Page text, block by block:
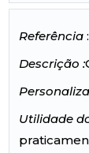
Referência
Descrição :
Utilidade